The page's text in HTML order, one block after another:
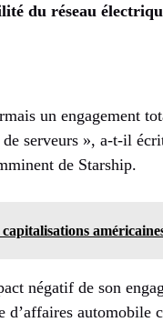
du réseau
un engagement
serveurs », a-t-il
de Starship.
négatif de son
automobile